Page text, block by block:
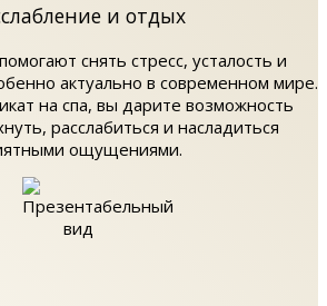
и отдых
снять стресс, усталость и
актуально в современном мире.
на спа, вы дарите возможность
расслабиться и насладиться
ощущениями.